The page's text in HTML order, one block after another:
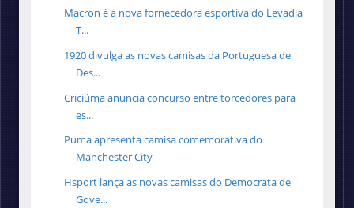
Macron é a nova fornecedora esportiva do Levadia
T...
1920 divulga as novas camisas da Portuguesa de
Des...
Criciúma anuncia concurso entre torcedores para
es...
Puma apresenta camisa comemorativa do
Manchester City
Hsport lança as novas camisas do Democrata de
Gove...